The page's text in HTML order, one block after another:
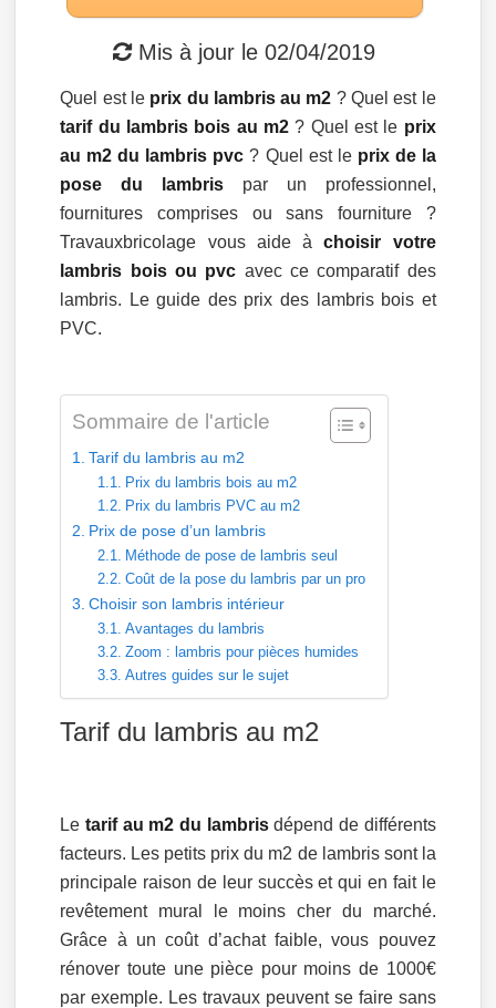
Mis à jour le02/04/2019
Quel est le prix du lambris au m2 ? Quel est le
tarif du lambris bois au m2 ? Quel est le prix
au m2 du lambris pvc ? Quel est le prix de la
pose du lambris par un professionnel,
fournitures comprises ou sans fourniture ?
Travauxbricolage vous aide àchoisir votre
lambris bois ou pvc avec ce comparatif des
lambris. Le guide des prix des lambris bois et
PVC.
Sommaire de l'article
Tarif du lambris au m2
Prix du lambris bois au m2
Prix du lambris PVC au m2
Prix de pose d’un lambris
Méthode de pose de lambris seul
Coût de la pose du lambris par un pro
Choisir son lambris intérieur
Avantages du lambris
Zoom : lambris pour pièces humides
Autres guides sur le sujet
Tarif du lambris au m2
Letarif au m2 du lambrisdépend de différents
facteurs. Les petits prix du m2 de lambris sont la
principale raison de leur succès et qui en fait le
revêtement mural le moins cher du marché.
Grâce à un coût d’achat faible, vous pouvez
rénover toute une pièce pour moins de 1000€
par exemple. Les travaux peuvent se faire sans